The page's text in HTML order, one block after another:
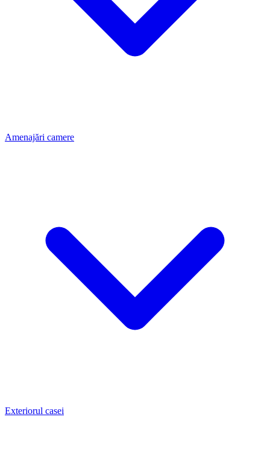
Amenajări camere
Exteriorul casei